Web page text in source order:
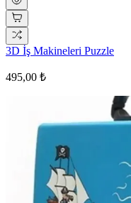
3D İş Makineleri Puzzle
495,00 ₺